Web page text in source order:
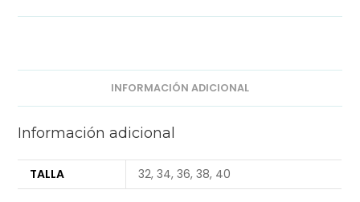
INFORMACIÓN ADICIONAL
Información adicional
TALLA 32, 34, 36, 38, 40